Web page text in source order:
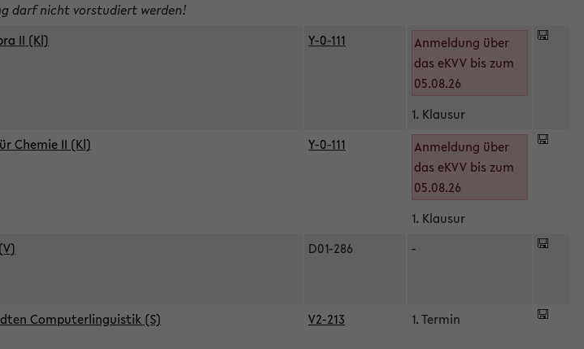
darf nicht vorstudiert werden!
II (Kl) Y-0-111
Anmeldung über
das eKVV bis zum
05.08.26
1. Klausur
Chemie II (Kl) Y-0-111
Anmeldung über
das eKVV bis zum
05.08.26
1. Klausur
D01-286 -
Computerlinguistik (S) V2-213 1. Termin